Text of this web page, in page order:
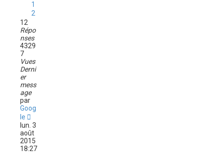
1
2
12
Répo
nses
4329
7
Vues
Derni
er
mess
age
par
Goog
le
lun. 3
août
2015
18:27